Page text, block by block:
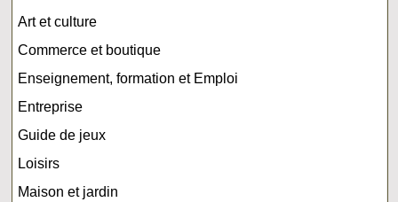
Art et culture
Commerce et boutique
Enseignement, formation et Emploi
Entreprise
Guide de jeux
Loisirs
Maison et jardin